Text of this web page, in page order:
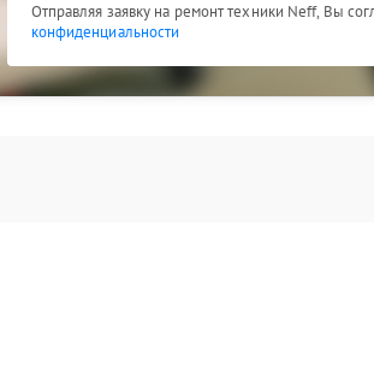
Отправляя заявку на ремонт техники Neff, Вы
конфиденциальности